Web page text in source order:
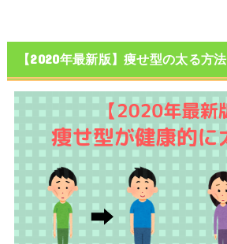
【2020年最新版】痩せ型の太る方法